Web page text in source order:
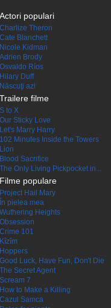
Actori populari
Charlize Theron
Cate Blanchett
Nicole Kidman
Adrien Brody
Osvaldo Ríos
Hilary Duff
Născuţi azi
Trailere filme
S to X
Our Sticky Love
Let's Marry Harry
102 Minutes Inside the Towers
Lion
Blood Sacrifice
The Only Living Pickpocket in...
Filme populare
Project Hail Mary
În pielea mea
Wuthering Heights
Obsession
Crime 101
Kîzîm
Hoppers
Good Luck, Have Fun, Don't Die
The Secret Agent
Scream 7
How to Make a Killing
Cazul Samca